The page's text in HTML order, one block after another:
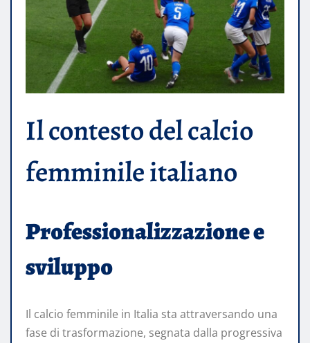
Il contesto del calcio
femminile italiano
Professionalizzazione e
sviluppo
Il calcio femminile in Italia sta attraversando una
fase di trasformazione, segnata dalla progressiva